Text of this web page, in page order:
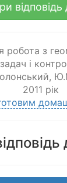
з
і
,
2011 рік